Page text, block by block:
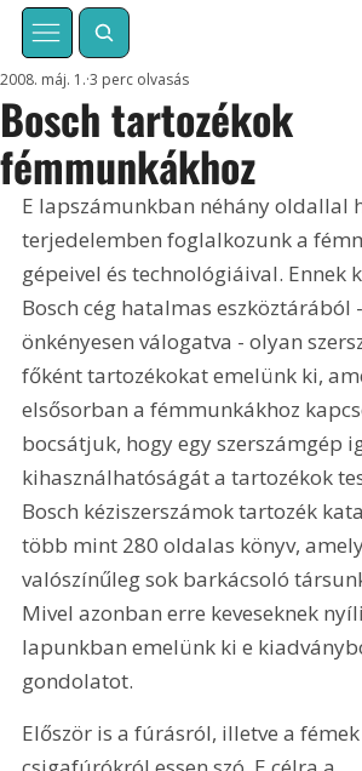
Bosch tartozékok
fémmunkákhoz
2008. máj. 1. 3 perc olvasás
E lapszámunkban néhány oldallal
terjedelemben foglalkozunk a
gépeivel és technológiáival. Ennek
Bosch cég hatalmas eszköztárából
önkényesen válogatva - olyan
főként tartozékokat emelünk ki,
elsősorban a fémmunkákhoz
bocsátjuk, hogy egy szerszámgép
kihasználhatóságát a tartozékok
Bosch kéziszerszámok tartozék
több mint 280 oldalas könyv,
valószínűleg sok barkácsoló
Mivel azonban erre keveseknek
lapunkban emelünk ki e
gondolatot.
Először is a fúrásról, illetve a